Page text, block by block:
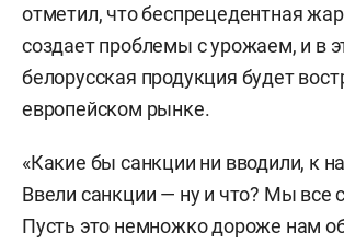
отметил, что беспрецедентная
создает проблемы с урожаем, и в
белорусская продукция будет
европейском рынке.
«Какие бы санкции ни вводили, к
Ввели санкции — ну и что? Мы все
Пусть это немножко дороже нам